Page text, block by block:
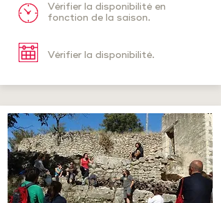
Vérifier la disponibilité en
fonction de la saison.
Vérifier la disponibilité.